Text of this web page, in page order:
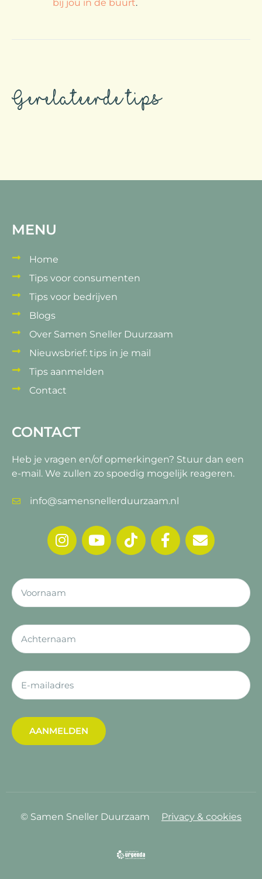
bij jou in de buurt.
Gerelateerde tips
MENU
Home
Tips voor consumenten
Tips voor bedrijven
Blogs
Over Samen Sneller Duurzaam
Nieuwsbrief: tips in je mail
Tips aanmelden
Contact
CONTACT
Heb je vragen en/of opmerkingen? Stuur dan een
e-mail. We zullen zo spoedig mogelijk reageren.
info@samensnellerduurzaam.nl
AANMELDEN
© Samen Sneller Duurzaam Privacy & cookies